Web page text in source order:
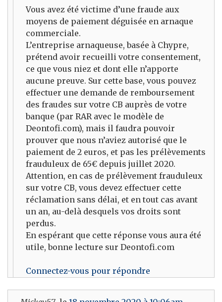
Vous avez été victime d’une fraude aux
moyens de paiement déguisée en arnaque
commerciale.
L’entreprise arnaqueuse, basée à Chypre,
prétend avoir recueilli votre consentement,
ce que vous niez et dont elle n’apporte
aucune preuve. Sur cette base, vous pouvez
effectuer une demande de remboursement
des fraudes sur votre CB auprès de votre
banque (par RAR avec le modèle de
Deontofi.com), mais il faudra pouvoir
prouver que nous n’aviez autorisé que le
paiement de 2 euros, et pas les prélèvements
frauduleux de 65€ depuis juillet 2020.
Attention, en cas de prélèvement frauduleux
sur votre CB, vous devez effectuer cette
réclamation sans délai, et en tout cas avant
un an, au-delà desquels vos droits sont
perdus.
En espérant que cette réponse vous aura été
utile, bonne lecture sur Deontofi.com
Connectez-vous pour répondre